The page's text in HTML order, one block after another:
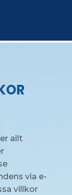
allt
via e-
villkor